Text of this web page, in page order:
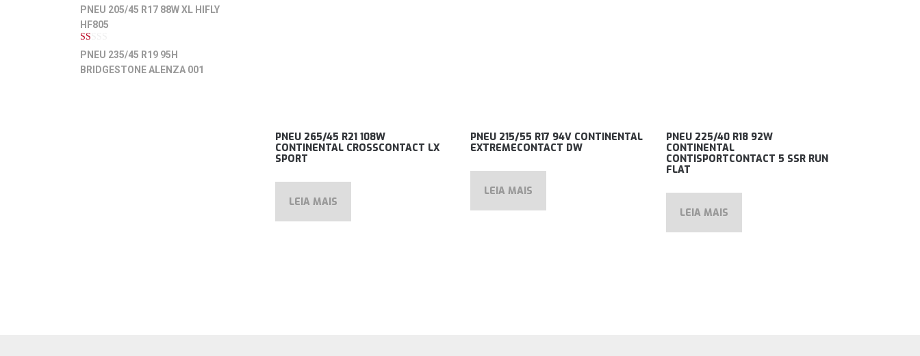
PNEU 265/45 R21 108W
CONTINENTAL CROSSCONTACT LX
SPORT
LEIA MAIS
PNEU 215/55 R17 94V CONTINENTAL
EXTREMECONTACT DW
LEIA MAIS
PNEU 225/40 R18 92W
CONTINENTAL
CONTISPORTCONTACT 5 SSR RUN
FLAT
LEIA MAIS
1
de
5
PNEU 205/45 R17 88W XL HIFLY
HF805
1
de
5
PNEU 235/45 R19 95H
BRIDGESTONE ALENZA 001